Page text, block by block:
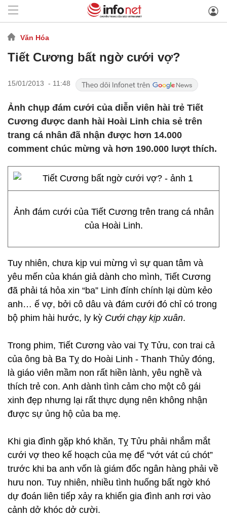
Văn Hóa
Tiết Cương bất ngờ cưới vợ?
15/01/2013 - 11:48
Ảnh chụp đám cưới của diễn viên hài trẻ Tiết
Cương được danh hài Hoài Linh chia sẻ trên
trang cá nhân đã nhận được hơn 14.000
comment chúc mừng và hơn 190.000 lượt thích.
Ảnh đám cưới của Tiết Cương trên trang cá nhân
của Hoài Linh.
Tuy nhiên, chưa kịp vui mừng vì sự quan tâm và
yêu mến của khán giả dành cho mình, Tiết Cương
đã phải tá hỏa xin “ba” Linh đính chính lại dùm kẻo
anh… ế vợ, bởi cô dâu và đám cưới đó chỉ có trong
bộ phim hài hước, ly kỳ Cưới chạy kịp xuân.
Trong phim, Tiết Cương vào vai Tỵ Tửu, con trai cả
của ông bà Ba Tỵ do Hoài Linh - Thanh Thủy đóng,
là giáo viên mầm non rất hiền lành, yêu nghề và
thích trẻ con. Anh dành tình cảm cho một cô gái
xinh đẹp nhưng lại rất thực dụng nên không nhận
được sự ủng hộ của ba mẹ.
Khi gia đình gặp khó khăn, Tỵ Tửu phải nhắm mắt
cưới vợ theo kế hoạch của mẹ để “vớt vát cú chót”
trước khi ba anh vốn là giám đốc ngân hàng phải về
hưu non. Tuy nhiên, nhiều tình huống bất ngờ khó
dự đoán liên tiếp xảy ra khiến gia đình anh rơi vào
cảnh dở khóc dở cười.